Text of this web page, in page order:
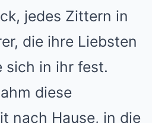
jedes Zittern in
die ihre Liebsten
sich in ihr fest.
diese
nach Hause, in die